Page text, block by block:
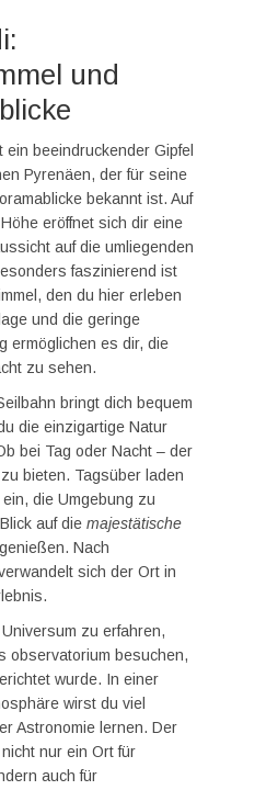
und
ein beeindruckender Gipfel
Pyrenäen, der für seine
bekannt ist. Auf
eröffnet sich dir eine
auf die umliegenden
faszinierend ist
den du hier erleben
und die geringe
ermöglichen es dir, die
zu sehen.
bringt dich bequem
die einzigartige Natur
bei Tag oder Nacht – der
bieten. Tagsüber laden
die Umgebung zu
auf die majestätische
Nach
sich der Ort in
zu erfahren,
observatorium besuchen,
wurde. In einer
wirst du viel
Astronomie lernen. Der
nur ein Ort für
auch für